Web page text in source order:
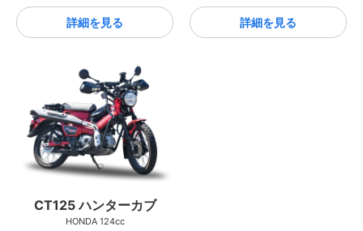
詳細を見る 詳細を見る
CT125 ハンターカブ
HONDA 124cc